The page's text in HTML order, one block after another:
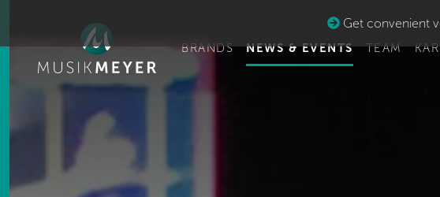
Get convenient
BRANDS NEWS & EVENTS TEAM